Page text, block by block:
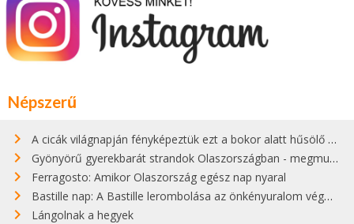
Népszerű
A cicák világnapján fényképeztük ezt a bokor alatt hűsölő cicát Kisorosziban
Gyönyörű gyerekbarát strandok Olaszországban - megmutatjuk a 15 legjobbat
Ferragosto: Amikor Olaszország egész nap nyaral
Bastille nap: A Bastille lerombolása az önkényuralom végét jelentette
Lángolnak a hegyek